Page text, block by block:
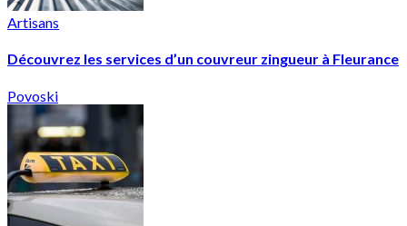
Artisans
Découvrez les services d’un couvreur zingueur à Fleurance
Povoski